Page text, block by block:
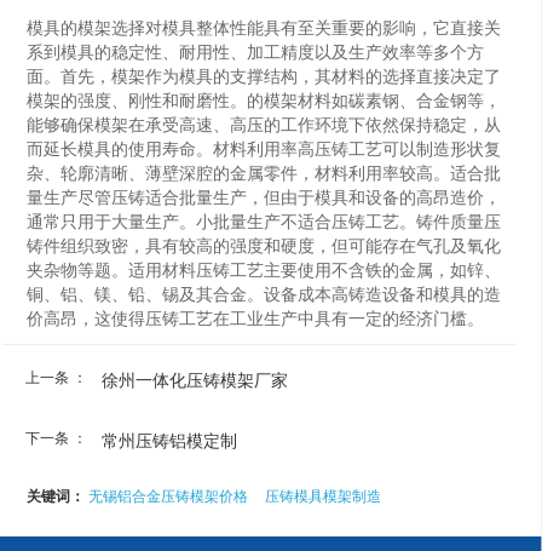
模具的模架选择对模具整体性能具有至关重要的影响，它直接关
系到模具的稳定性、耐用性、加工精度以及生产效率等多个方
面。首先，模架作为模具的支撑结构，其材料的选择直接决定了
模架的强度、刚性和耐磨性。的模架材料如碳素钢、合金钢等，
能够确保模架在承受高速、高压的工作环境下依然保持稳定，从
而延长模具的使用寿命。材料利用率高‌压铸工艺可以制造形状复
杂、轮廓清晰、薄壁深腔的金属零件，材料利用率较高。‌适合批
量生产‌尽管压铸适合批量生产，但由于模具和设备的高昂造价，
通常只用于大量生产。小批量生产不适合压铸工艺。‌铸件质量‌压
铸件组织致密，具有较高的强度和硬度，但可能存在气孔及氧化
夹杂物等题。适用材料‌压铸工艺主要使用不含铁的金属，如锌、
铜、铝、镁、铅、锡及其合金。‌设备成本高‌铸造设备和模具的造
价高昂，这使得压铸工艺在工业生产中具有一定的经济门槛。
上一条 ： 徐州一体化压铸模架厂家
下一条 ： 常州压铸铝模定制
关键词： 无锡铝合金压铸模架价格 压铸模具模架制造